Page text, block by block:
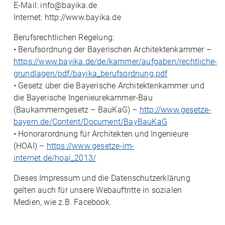
E-Mail: info@bayika.de
Internet: http://www.bayika.de
Berufsrechtlichen Regelung:
• Berufsordnung der Bayerischen Architektenkammer –
https://www.bayika.de/de/kammer/aufgaben/rechtliche-
grundlagen/pdf/bayika_berufsordnung.pdf
• Gesetz über die Bayerische Architektenkammer und
die Bayerische Ingenieurekammer-Bau
(Baukammerngesetz – BauKaG) – http://www.gesetze-
bayern.de/Content/Document/BayBauKaG
• Honorarordnung für Architekten und Ingenieure
(HOAI) – https://www.gesetze-im-
internet.de/hoai_2013/
Dieses Impressum und die Datenschutzerklärung
gelten auch für unsere Webauftritte in sozialen
Medien, wie z.B. Facebook.